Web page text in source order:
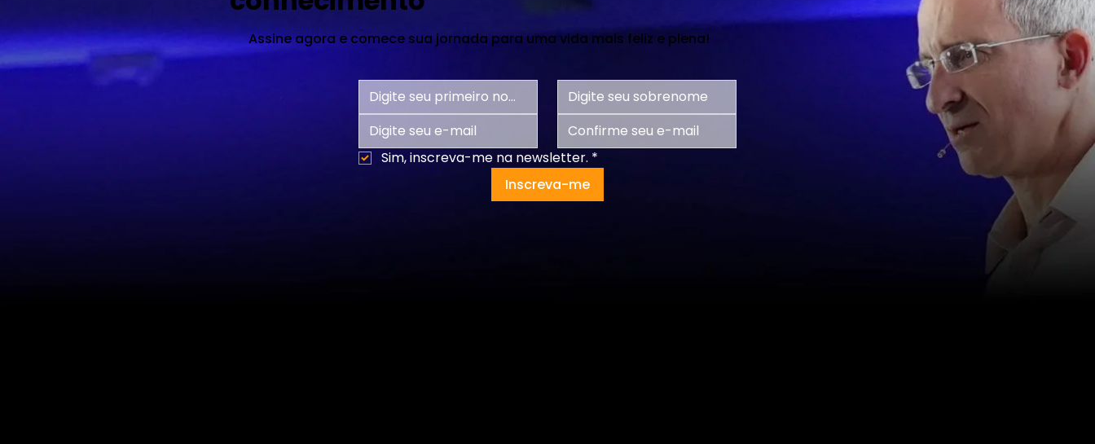
Assine agora e comece sua jornada para uma vida mais feliz e plena!
Sim, inscreva-me na newsletter. *
Inscreva-me